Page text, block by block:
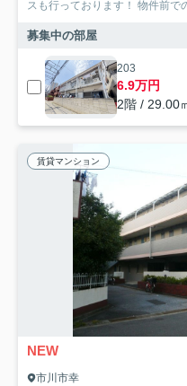
スも行っております！ 物件前で
募集中の部屋
203
6.9万円
2階 / 29.00
賃貸マンション
NEW
市川市幸